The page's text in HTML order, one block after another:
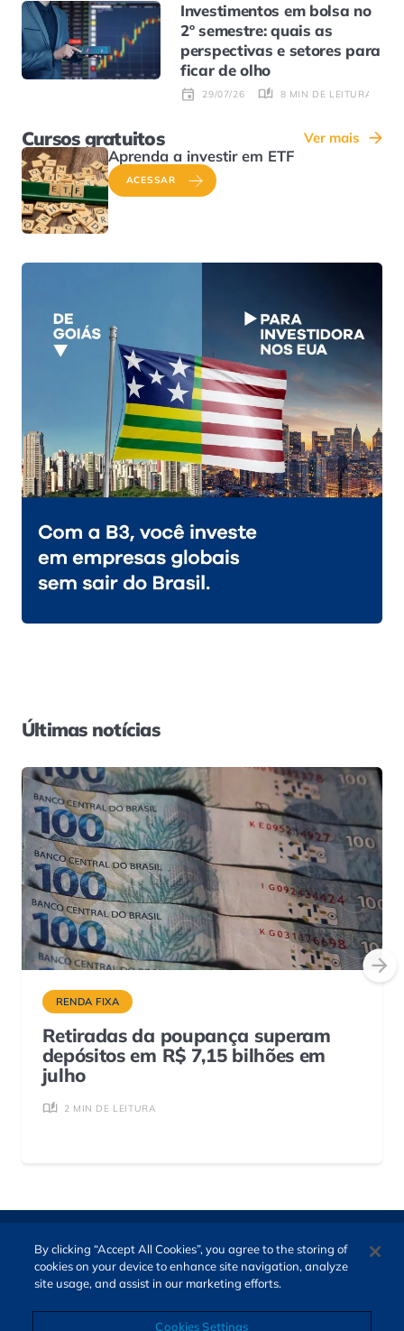
Investimentos em bolsa no
2º semestre: quais as
perspectivas e setores para
ficar de olho
29/07/26 8 MIN DE LEITURA
Cursos gratuitos Ver mais
Aprenda a investir em ETF
ACESSAR
Últimas notícias
RENDA FIXA
Retiradas da poupança superam
depósitos em R$ 7,15 bilhões em
julho
2 MIN DE LEITURA
By clicking “Accept All Cookies”, you agree to the storing of
cookies on your device to enhance site navigation, analyze
site usage, and assist in our marketing efforts.
Cookies Settings